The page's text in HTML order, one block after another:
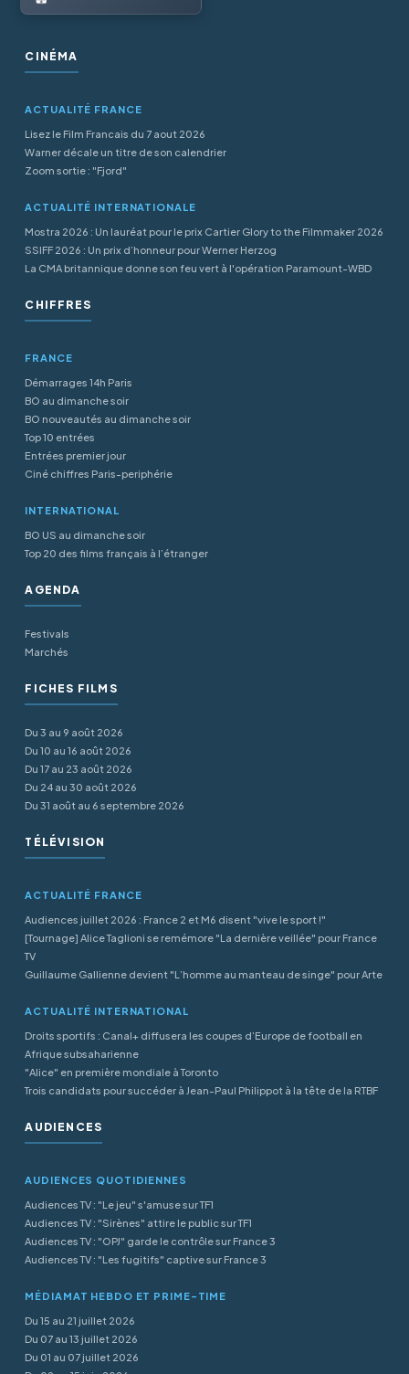
CINÉMA
ACTUALITÉ FRANCE
Lisez le Film Francais du 7 aout 2026
Warner décale un titre de son calendrier
Zoom sortie : "Fjord"
ACTUALITÉ INTERNATIONALE
Mostra 2026 : Un lauréat pour le prix Cartier Glory to the Filmmaker 2026
SSIFF 2026 : Un prix d’honneur pour Werner Herzog
La CMA britannique donne son feu vert à l'opération Paramount-WBD
CHIFFRES
FRANCE
Démarrages 14h Paris
BO au dimanche soir
BO nouveautés au dimanche soir
Top 10 entrées
Entrées premier jour
Ciné chiffres Paris-periphérie
INTERNATIONAL
BO US au dimanche soir
Top 20 des films français à l’étranger
AGENDA
Festivals
Marchés
FICHES FILMS
Du 3 au 9 août 2026
Du 10 au 16 août 2026
Du 17 au 23 août 2026
Du 24 au 30 août 2026
Du 31 août au 6 septembre 2026
TÉLÉVISION
ACTUALITÉ FRANCE
Audiences juillet 2026 : France 2 et M6 disent "vive le sport !"
[Tournage] Alice Taglioni se remémore "La dernière veillée" pour France
TV
Guillaume Gallienne devient "L’homme au manteau de singe" pour Arte
ACTUALITÉ INTERNATIONAL
Droits sportifs : Canal+ diffusera les coupes d’Europe de football en
Afrique subsaharienne
"Alice" en première mondiale à Toronto
Trois candidats pour succéder à Jean-Paul Philippot à la tête de la RTBF
AUDIENCES
AUDIENCES QUOTIDIENNES
Audiences TV : "Le jeu" s'amuse sur TF1
Audiences TV : "Sirènes" attire le public sur TF1
Audiences TV : "OPJ" garde le contrôle sur France 3
Audiences TV : "Les fugitifs" captive sur France 3
MÉDIAMAT HEBDO ET PRIME-TIME
Du 15 au 21 juillet 2026
Du 07 au 13 juillet 2026
Du 01 au 07 juillet 2026